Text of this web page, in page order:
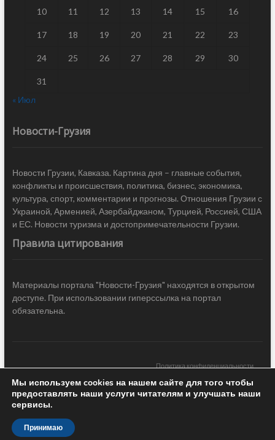
10 11 12 13 14 15 16
17 18 19 20 21 22 23
24 25 26 27 28 29 30
31
« Июл
Новости-Грузия
Новости Грузии, Кавказа. Картина дня – главные события,
конфликты и происшествия, политика, бизнес, экономика,
культура, спорт, комментарии и прогнозы. Отношения Грузии с
Украиной, Арменией, Азербайджаном, Турцией, Россией, США
и ЕС. Новости туризма и достопримечательности Грузии.
Правила цитирования
Материалы портала "Новости-Грузия" находятся в открытом
доступе. При использовании гиперссылка на портал
обязательна.
Политика конфиденциальности
Новости Грузии| Black Sea Press LTD © 2020 All Rights Reserved /
Design & development —
Мы используем cookies на нашем сайте для того чтобы
предоставлять наши услуги читателям и улучшать наши
сервисы.
Принимаю